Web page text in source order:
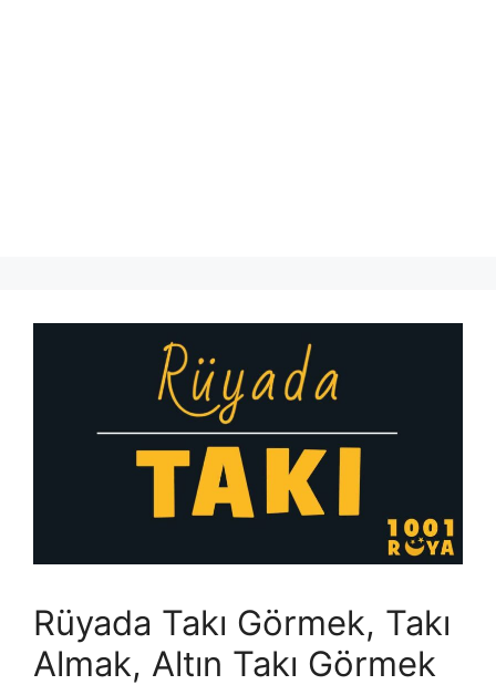
Rüyada Takı Görmek, Takı
Almak, Altın Takı Görmek